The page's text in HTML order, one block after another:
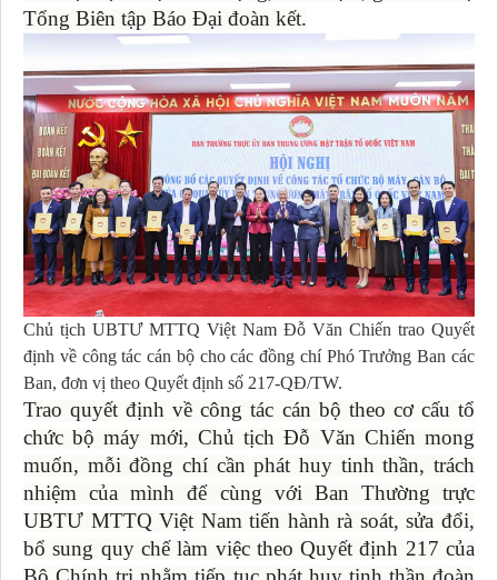
Tổng Biên tập Báo Đại đoàn kết.
Chủ tịch UBTƯ MTTQ Việt Nam Đỗ Văn Chiến trao Quyết
định về công tác cán bộ cho các đồng chí Phó Trưởng Ban các
Ban, đơn vị theo Quyết định số 217-QĐ/TW.
Trao quyết định về công tác cán bộ theo cơ cấu tổ
chức bộ máy mới, Chủ tịch Đỗ Văn Chiến mong
muốn, mỗi đồng chí cần phát huy tinh thần, trách
nhiệm của mình để cùng với Ban Thường trực
UBTƯ MTTQ Việt Nam tiến hành rà soát, sửa đổi,
bổ sung quy chế làm việc theo Quyết định 217 của